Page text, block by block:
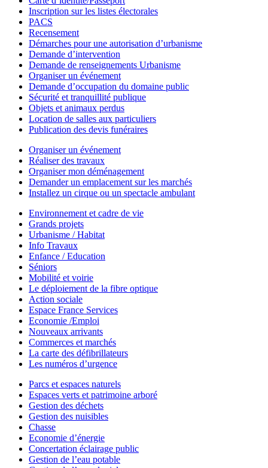
Inscription sur les listes électorales
PACS
Recensement
Démarches pour une autorisation d’urbanisme
Demande d’intervention
Demande de renseignements Urbanisme
Organiser un événement
Demande d’occupation du domaine public
Sécurité et tranquillité publique
Objets et animaux perdus
Location de salles aux particuliers
Publication des devis funéraires
Organiser un événement
Réaliser des travaux
Organiser mon déménagement
Demander un emplacement sur les marchés
Installez un cirque ou un spectacle ambulant
Environnement et cadre de vie
Grands projets
Urbanisme / Habitat
Info Travaux
Enfance / Education
Séniors
Mobilité et voirie
Le déploiement de la fibre optique
Action sociale
Espace France Services
Economie /Emploi
Nouveaux arrivants
Commerces et marchés
La carte des défibrillateurs
Les numéros d’urgence
Parcs et espaces naturels
Espaces verts et patrimoine arboré
Gestion des déchets
Gestion des nuisibles
Chasse
Economie d’énergie
Concertation éclairage public
Gestion de l’eau potable